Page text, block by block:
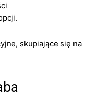
skupiające się na